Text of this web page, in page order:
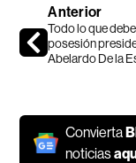
Anterior
Todo lo que
posesión
Abelardo De la
Convierta
noticias